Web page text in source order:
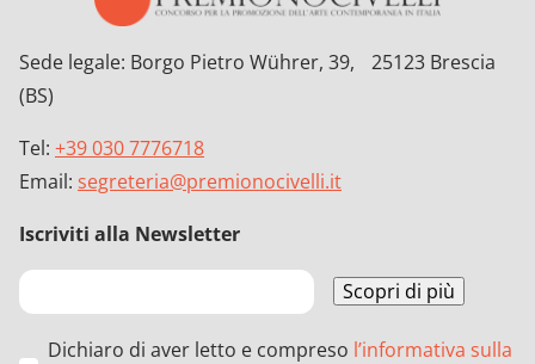
Sede legale: Borgo Pietro Wührer, 39, 25123 Brescia
(BS)
Tel: +39 030 7776718
Email: segreteria@premionocivelli.it
Iscriviti alla Newsletter
Dichiaro di aver letto e compreso l’informativa sulla